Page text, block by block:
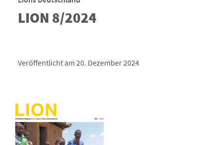
LION 8/2024
Veröffentlicht am 20. Dezember 2024